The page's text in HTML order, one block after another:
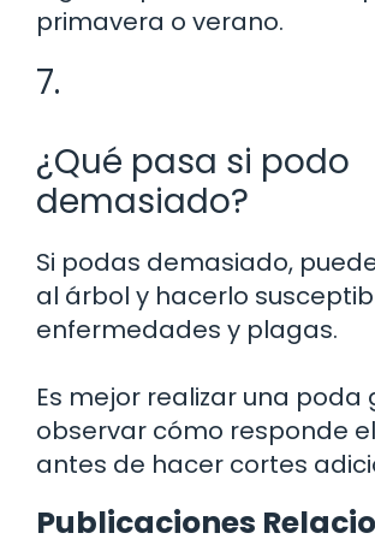
primavera o verano.
7.
¿Qué pasa si podo
demasiado?
Si podas demasiado,
al árbol y hacerlo
enfermedades y plagas.
Es mejor realizar una poda
observar cómo responde
antes de hacer cortes
Publicaciones